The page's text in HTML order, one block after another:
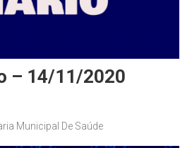
– 14/11/2020
Municipal De Saúde